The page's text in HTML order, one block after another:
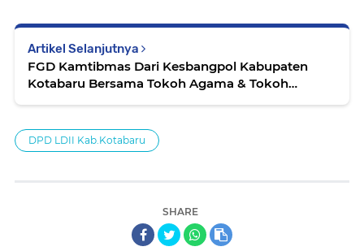
Artikel Selanjutnya
FGD Kamtibmas Dari Kesbangpol Kabupaten
Kotabaru Bersama Tokoh Agama & Tokoh
DPD LDII Kab.Kotabaru
SHARE